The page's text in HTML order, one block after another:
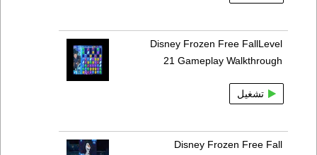
Disney Frozen Free FallLevel
21 Gameplay Walkthrough
تشغيل
Disney Frozen Free Fall